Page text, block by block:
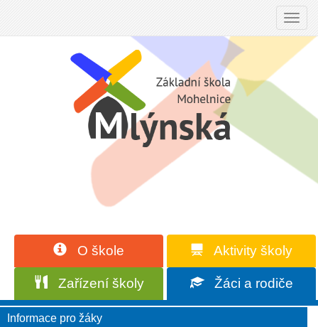
O škole Aktivity školy
Zařízení školy Žáci a rodiče
Informace pro žáky